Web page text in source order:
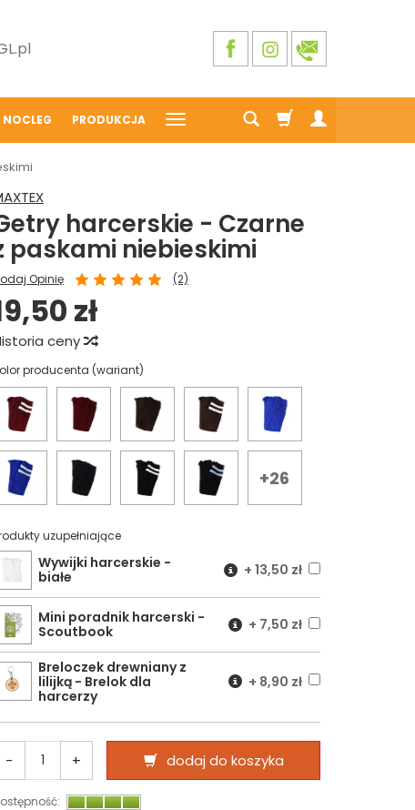
NOCLEG PRODUKCJA
harcerskie - Czarne
paskami niebieskimi
Opinię (2)
zł
ceny
producenta (wariant)
+26
uzupełniające
Wywijki harcerskie -
białe
+ 13,50 zł
Mini poradnik harcerski -
Scoutbook
+ 7,50 zł
Breloczek drewniany z
lilijką - Brelok dla
harcerzy
+ 8,90 zł
- + dodaj do koszyka